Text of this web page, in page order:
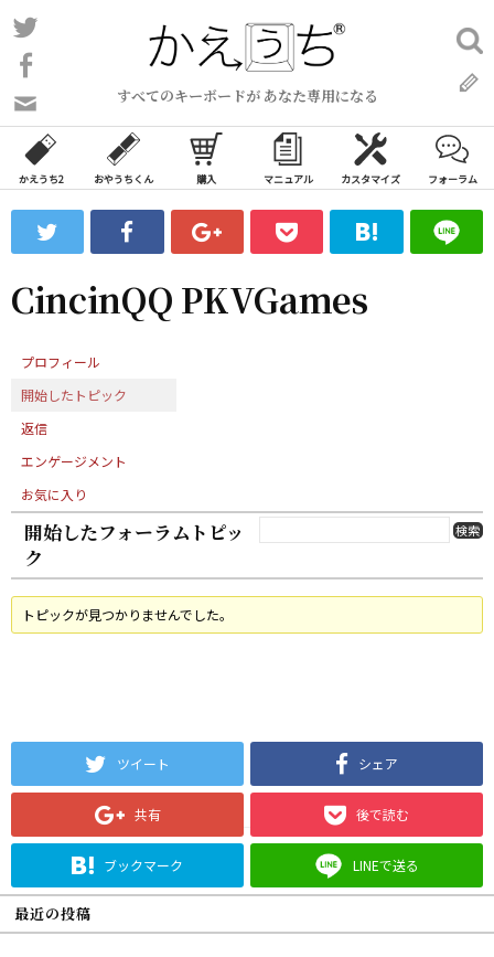
コ
ン
ン
ツ
ス
ッ
すべてのキーボードが あなた専用になる
い
合
わ
フ
ォ
ム
検
索:
かえうち2 おやうちくん 購入 マニュアル カスタマイズ フォーラム
CincinQQ PKVGames
プロフィール
開始したトピック
返信
エンゲージメント
お気に入り
開始したフォーラムトピッ
ク
トピックが見つかりませんでした。
ツイート シェア
共有 後で読む
ブックマーク LINEで送る
最近の投稿